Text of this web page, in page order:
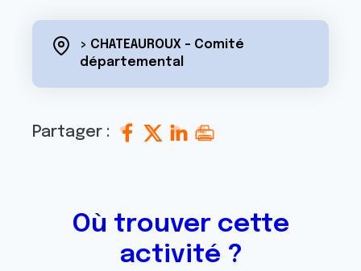
> CHATEAUROUX - Comité
départemental
Partager :
Où trouver cette
activité ?